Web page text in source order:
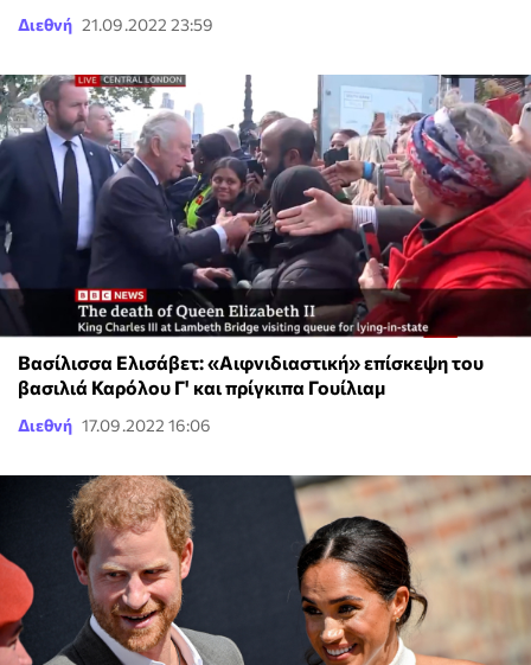
Διεθνή 21.09.2022 23:59
Βασίλισσα Ελισάβετ: «Αιφνιδιαστική» επίσκεψη του
βασιλιά Καρόλου Γ' και πρίγκιπα Γουίλιαμ
Διεθνή 17.09.2022 16:06